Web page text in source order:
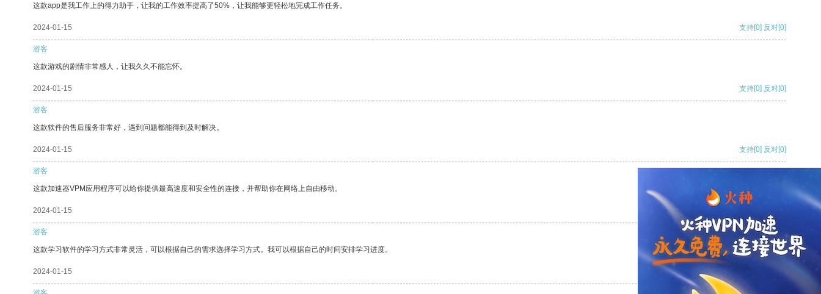
这款app是我工作上的得力助手，让我的工作效率提高了50%，让我能够更轻松地完成工作任务。
2024-01-15 支持[0] 反对[0]
游客
这款游戏的剧情非常感人，让我久久不能忘怀。
2024-01-15 支持[0] 反对[0]
游客
这款软件的售后服务非常好，遇到问题都能得到及时解决。
2024-01-15 支持[0] 反对[0]
游客
这款加速器VPM应用程序可以给你提供最高速度和安全性的连接，并帮助你在网络上自由移动。
2024-01-15
游客
这款学习软件的学习方式非常灵活，可以根据自己的需求选择学习方式。我可以根据自己的时间安排学习进度。
2024-01-15 反对